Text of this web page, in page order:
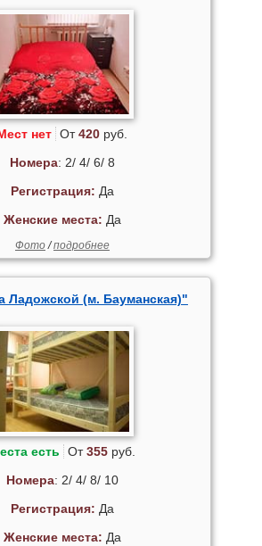
нет От420 руб.
Номера: 2/ 4/ 6/ 8
Регистрация: Да
Женские места: Да
Фото/подробнее
Ладожской (м. Бауманская)"
есть От355руб.
Номера: 2/ 4/ 8/ 10
Регистрация: Да
Женские места: Да